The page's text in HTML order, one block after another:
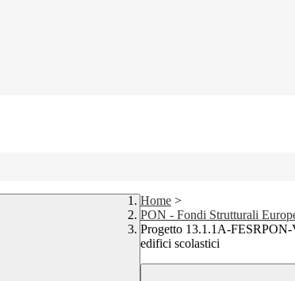
Home >
PON - Fondi Strutturali
Progetto 13.1.1A-
edifici scolastici